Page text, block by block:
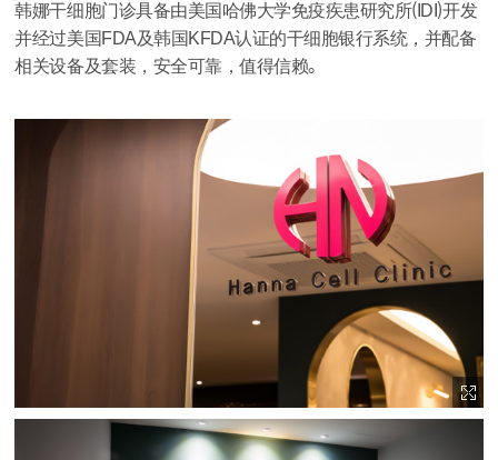
韩娜干细胞门诊具备由美国哈佛大学免疫疾患研究所（IDI）开发
并经过美国FDA及韩国KFDA认证的干细胞银行系统，并配备
相关设备及套装，安全可靠，值得信赖。
이미지 확대보기